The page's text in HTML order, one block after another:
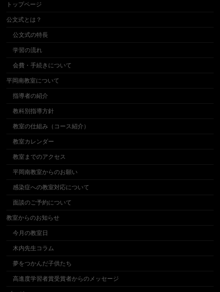
トップページ
公文式とは？
公文式の特長
学習の流れ
会費・手続きについて
平岡南教室について
指導者の紹介
教科別指導方針
教室の仕組み（コース紹介）
教室カレンダー
教室までのアクセス
平岡南教室からのお願い
感染症への教室対応について
面談のご予約について
教室からのお知らせ
今月の教室日
木内先生コラム
夢をつかんだ子供たち
高進度学習者賞受賞者からのメッセージ